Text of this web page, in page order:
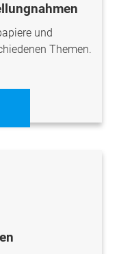
und
Themen.